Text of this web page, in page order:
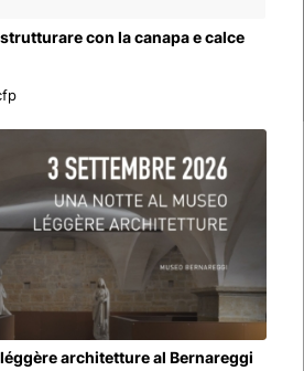
con la canapa e calce
architetture al Bernareggi